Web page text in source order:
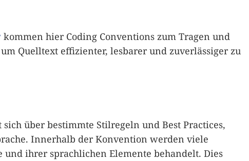
kommen hier Coding Conventions zum Tragen und
Quelltext effizienter, lesbarer und zuverlässiger zu
über bestimmte Stilregeln und Best Practices,
Innerhalb der Konvention werden viele
und ihrer sprachlichen Elemente behandelt. Dies